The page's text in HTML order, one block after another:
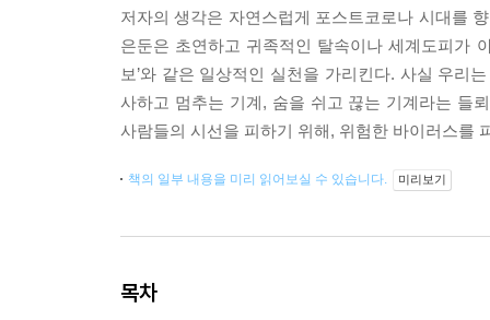
저자의 생각은 자연스럽게 포스트코로나 시대를
은둔은 초연하고 귀족적인 탈속이나 세계도피가
보’와 같은 일상적인 실천을 가리킨다. 사실 우리
사하고 멈추는 기계, 숨을 쉬고 끊는 기계라는 들
사람들의 시선을 피하기 위해, 위험한 바이러스를
책의 일부 내용을 미리 읽어보실 수 있습니다. 미리보기
목차